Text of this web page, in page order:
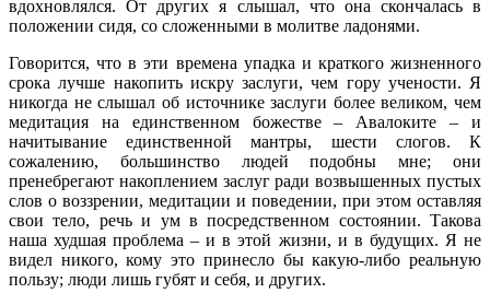
вдохновлялся. От других я слышал, что она скончалась в
положении сидя, со сложенными в молитве ладонями.
Говорится, что в эти времена упадка и краткого жизненного
срока лучше накопить искру заслуги, чем гору учености. Я
никогда не слышал об источнике заслуги более великом, чем
медитация на единственном божестве – Авалоките – и
начитывание единственной мантры, шести слогов. К
сожалению, большинство людей подобны мне; они
пренебрегают накоплением заслуг ради возвышенных пустых
слов о воззрении, медитации и поведении, при этом оставляя
свои тело, речь и ум в посредственном состоянии. Такова
наша худшая проблема – и в этой жизни, и в будущих. Я не
видел никого, кому это принесло бы какую-либо реальную
пользу; люди лишь губят и себя, и других.